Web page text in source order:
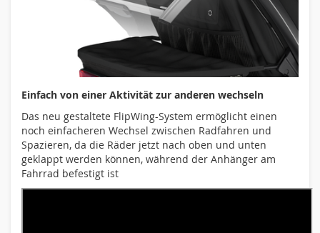
Einfach von einer Aktivität zur anderen wechseln
Das neu gestaltete FlipWing-System ermöglicht einen
noch einfacheren Wechsel zwischen Radfahren und
Spazieren, da die Räder jetzt nach oben und unten
geklappt werden können, während der Anhänger am
Fahrrad befestigt ist